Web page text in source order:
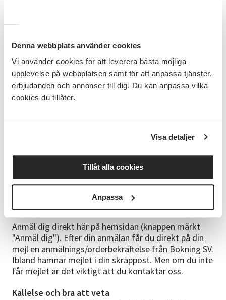
Denna webbplats använder cookies
Vi använder cookies för att leverera bästa möjliga
upplevelse på webbplatsen samt för att anpassa tjänster,
erbjudanden och annonser till dig. Du kan anpassa vilka
cookies du tillåter.
Visa detaljer
Tillåt alla cookies
Anpassa
Martina Hellsten är utbildad stresspedagog,
hälsocoach, kostrådgivare och personlig tränare. Hon
har lång erfarenhet av att arbeta med hälsa på flera
plan – fysiskt, mentalt och känslomässigt – och ser
hela människan i sitt arbete. Med en varm, jordnära
"Jag har själv levt ett högt tempo och vet hur svårt
vardagen. Genom åren har jag hittat sätt att skapa
lugn – snabbt och hållbart – och nu delar jag med mig
av de verktygen, så att fler ska kunna känna
Anmälningsinformation
Anmäl dig direkt här på hemsidan (knappen märkt
"Anmäl dig"). Efter din anmälan får du direkt på din
mejl en anmälnings/orderbekräftelse från Bokning SV.
Ibland hamnar mejlet i din skräppost. Men om du inte
får mejlet är det viktigt att du kontaktar oss.
Kallelse och bra att veta